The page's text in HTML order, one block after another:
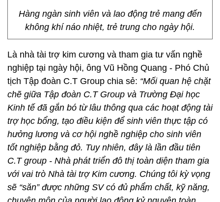
Hàng ngàn sinh viên và lao động trẻ mang đến
không khí náo nhiệt, trẻ trung cho ngày hội.
Là nhà tài trợ kim cương và tham gia tư vấn nghề
nghiệp tại ngày hội, ông Vũ Hồng Quang - Phó Chủ
tịch Tập đoàn C.T Group chia sẻ: “Mối quan hệ chặt
chẽ giữa Tập đoàn C.T Group và Trường Đại học
Kinh tế đã gắn bó từ lâu thông qua các hoạt động tài
trợ học bổng, tạo điều kiện để sinh viên thực tập có
hưởng lương và cơ hội nghề nghiệp cho sinh viên
tốt nghiệp bằng đỏ. Tuy nhiên, đây là lần đầu tiên
C.T group - Nhà phát triển đô thị toàn diện tham gia
với vai trò Nhà tài trợ Kim cương. Chúng tôi kỳ vọng
sẽ “săn” được những SV có đủ phẩm chất, kỹ năng,